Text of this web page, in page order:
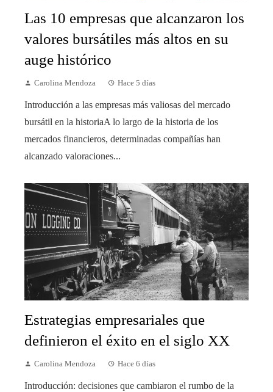
Las 10 empresas que alcanzaron los
valores bursátiles más altos en su
auge histórico
Carolina Mendoza Hace 5 días
Introducción a las empresas más valiosas del mercado
bursátil en la historiaA lo largo de la historia de los
mercados financieros, determinadas compañías han
alcanzado valoraciones...
Estrategias empresariales que
definieron el éxito en el siglo XX
Carolina Mendoza Hace 6 días
Introducción: decisiones que cambiaron el rumbo de la